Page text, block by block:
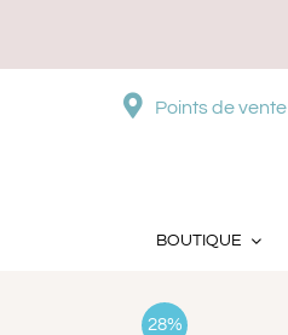
contenu
Points de vente
BOUTIQUE
28%